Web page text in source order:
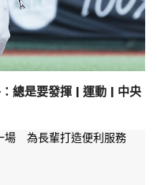
總是要發揮 | 運動 | 中央